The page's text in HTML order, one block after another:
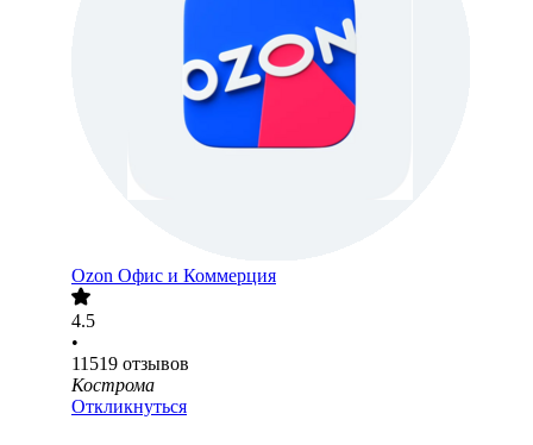
Ozon Офис и Коммерция
4.5
•
11519 отзывов
Кострома
Откликнуться